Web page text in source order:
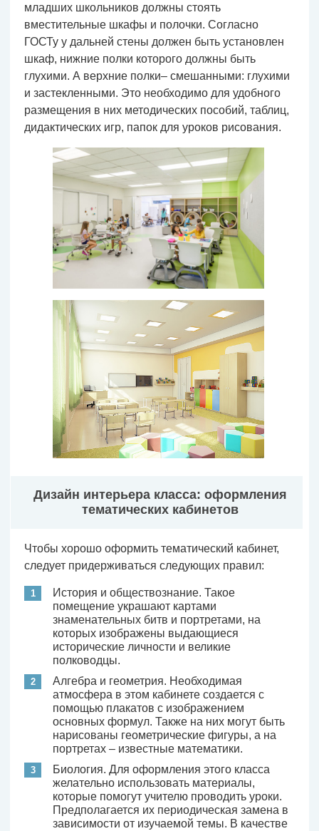
младших школьников должны стоять
вместительные шкафы и полочки. Согласно
ГОСТу у дальней стены должен быть установлен
шкаф, нижние полки которого должны быть
глухими. А верхние полки– смешанными: глухими
и застекленными. Это необходимо для удобного
размещения в них методических пособий, таблиц,
дидактических игр, папок для уроков рисования.
Дизайн интерьера класса: оформления
тематических кабинетов
Чтобы хорошо оформить тематический кабинет,
следует придерживаться следующих правил:
История и обществознание. Такое
помещение украшают картами
знаменательных битв и портретами, на
которых изображены выдающиеся
исторические личности и великие
полководцы.
Алгебра и геометрия. Необходимая
атмосфера в этом кабинете создается с
помощью плакатов с изображением
основных формул. Также на них могут быть
нарисованы геометрические фигуры, а на
портретах – известные математики.
Биология. Для оформления этого класса
желательно использовать материалы,
которые помогут учителю проводить уроки.
Предполагается их периодическая замена в
зависимости от изучаемой темы. В качестве